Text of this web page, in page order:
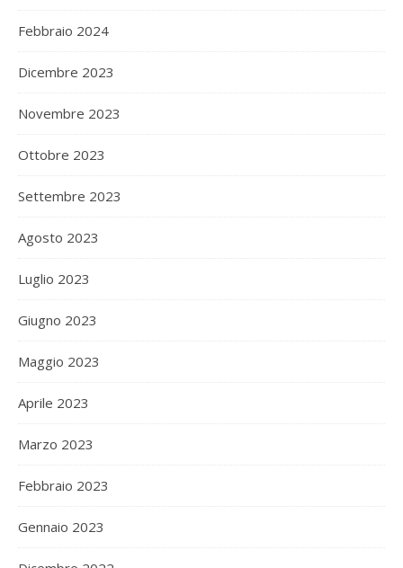
Febbraio 2024
Dicembre 2023
Novembre 2023
Ottobre 2023
Settembre 2023
Agosto 2023
Luglio 2023
Giugno 2023
Maggio 2023
Aprile 2023
Marzo 2023
Febbraio 2023
Gennaio 2023